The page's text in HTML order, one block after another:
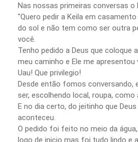
Nas nossas primeiras conversas o
"Quero pedir a Keila em
do sol e não tem como ser outra
você.
Tenho pedido a Deus que coloque
meu caminho e Ele me apresentou
Uau! Que privilegio!
Desde então fomos conversando,
ser, escolhendo local, roupa, como
E no dia certo, do jeitinho que
aconteceu.
O pedido foi feito no meio da
logo de inicio mas foi tudo lindo e